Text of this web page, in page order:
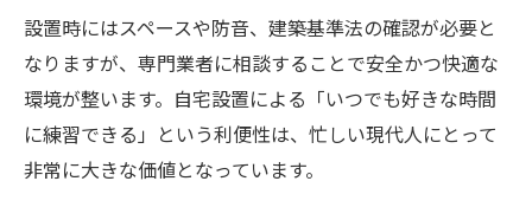
設置時にはスペースや防音、建築基準法の確認が必要と
なりますが、専門業者に相談することで安全かつ快適な
環境が整います。自宅設置による「いつでも好きな時間
に練習できる」という利便性は、忙しい現代人にとって
非常に大きな価値となっています。